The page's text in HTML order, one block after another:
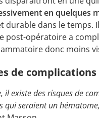
en quelques
durable dans le temps.
post-opératoire a
donc moins
de complications
existe des risques de
qui seraient un